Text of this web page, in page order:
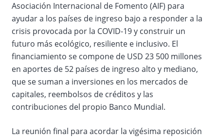
Asociación Internacional de Fomento (AIF) para
ayudar a los países de ingreso bajo a responder a la
crisis provocada por la COVID-19 y construir un
futuro más ecológico, resiliente e inclusivo. El
financiamiento se compone de USD 23 500 millones
en aportes de 52 países de ingreso alto y mediano,
que se suman a inversiones en los mercados de
capitales, reembolsos de créditos y las
contribuciones del propio Banco Mundial.
La reunión final para acordar la vigésima reposición